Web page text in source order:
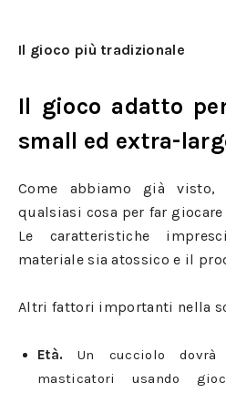
Il gioco più tradizionale
Il gioco adatto
small ed extra-
Come abbiamo già
qualsiasi cosa per far
Le caratteristiche
materiale sia atossico e il
Altri fattori importanti nella
Età. Un cucciolo dovrà
masticatori usando